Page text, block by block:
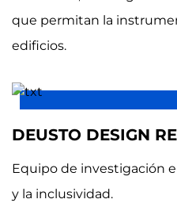
que permitan la
edificios.
DEUSTO DESIGN
Equipo de investigación
y la inclusividad.